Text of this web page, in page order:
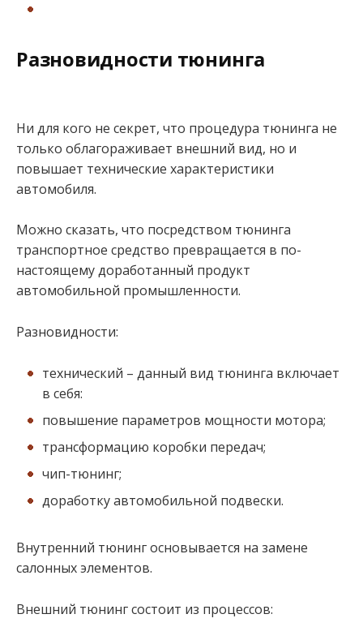
Разновидности тюнинга
Ни для кого не секрет, что процедура тюнинга не
только облагораживает внешний вид, но и
повышает технические характеристики
автомобиля.
Можно сказать, что посредством тюнинга
транспортное средство превращается в по-
настоящему доработанный продукт
автомобильной промышленности.
Разновидности:
технический – данный вид тюнинга включает
в себя:
повышение параметров мощности мотора;
трансформацию коробки передач;
чип-тюнинг;
доработку автомобильной подвески.
Внутренний тюнинг основывается на замене
салонных элементов.
Внешний тюнинг состоит из процессов: